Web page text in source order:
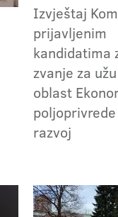
Izvještaj
prijavljenim
kandidatima
zvanje za
oblast
razvoj